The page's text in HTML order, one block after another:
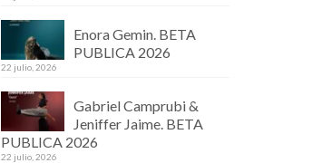
Enora Gemin. BETA
PUBLICA 2026
22 julio, 2026
Gabriel Camprubi &
Jeniffer Jaime. BETA
PUBLICA 2026
22 julio, 2026